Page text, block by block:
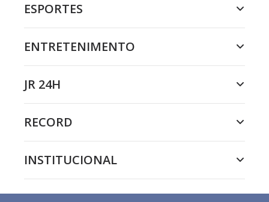
ESPORTES
ENTRETENIMENTO
JR 24H
RECORD
INSTITUCIONAL